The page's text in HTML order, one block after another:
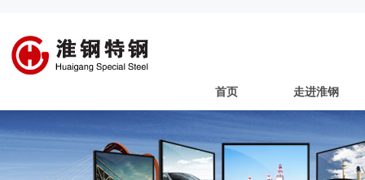
首页 走进淮钢